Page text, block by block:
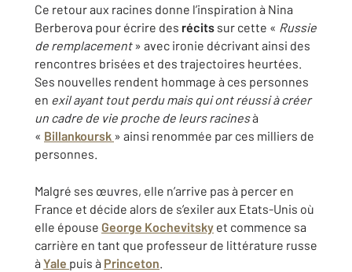
Ce retour aux racines donne l’inspiration à Nina
Berberova pour écrire des récits sur cette « Russie
de remplacement » avec ironie décrivant ainsi des
rencontres brisées et des trajectoires heurtées
Ses nouvelles rendent hommage à ces personnes
en exil ayant tout perdu mais qui ont réussi à créer
un cadre de vie proche de leurs racinesà
« Billankoursk » ainsi renommée par ces milliers de
personnes.
Malgré ses œuvres, elle n’arrive pas à percer en
France et décide alors de s’exiler aux Etats-Unis où
elle épouse George Kochevitsky et commence sa
carrière en tant que professeur de littérature russe
à Yale puis à Princeton